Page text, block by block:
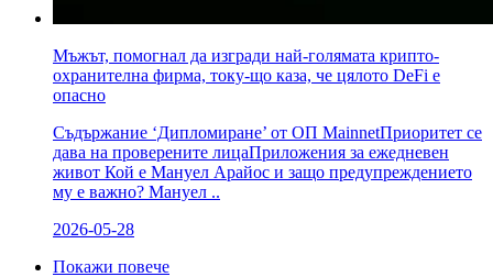
Мъжът, помогнал да изгради най-голямата крипто-
охранителна фирма, току-що каза, че цялото DeFi е
опасно
Съдържание ‘Дипломиране’ от ОП MainnetПриоритет се
дава на проверените лицаПриложения за ежедневен
живот Кой е Мануел Арайос и защо предупреждението
му е важно? Мануел ..
2026-05-28
Покажи повече